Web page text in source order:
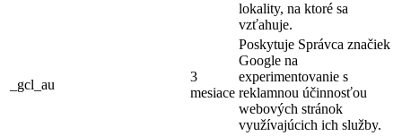
lokality, na ktoré sa
vzťahuje.
_gcl_au
3
mesiace
Poskytuje Správca značiek
Google na
experimentovanie s
reklamnou účinnosťou
webových stránok
využívajúcich ich služby.